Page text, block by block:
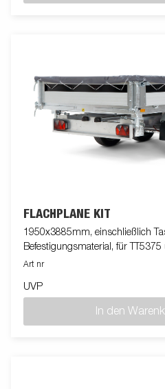
FLACHPLANE KIT
1950x3885mm, einschließlich
Befestigungsmaterial, für
Art nr
UVP
In den